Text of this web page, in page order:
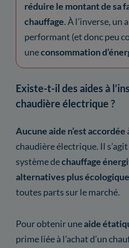
réduire le montant de sa
chauffage. À l’inverse, un
performant (et donc peu
uneconsommation
Existe-t-il des aides à
chaudière électrique ?
Aucune aide n’est accordée
chaudière électrique. Il s’agit
système dechauffage
alternatives plus
toutes parts sur le marché.
Pour obtenir uneaide
prime liée à l’achat d’un